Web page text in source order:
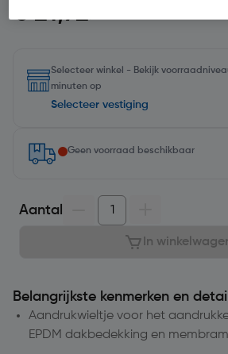
€ 21,72
Selecteer winkel - Bekijk
minuten op
Selecteer vestiging
Geen voorraad beschikbaar
Aantal
In
Belangrijkste kenmerken en
Aandrukwieltje voor het
EPDM dakbedekking en